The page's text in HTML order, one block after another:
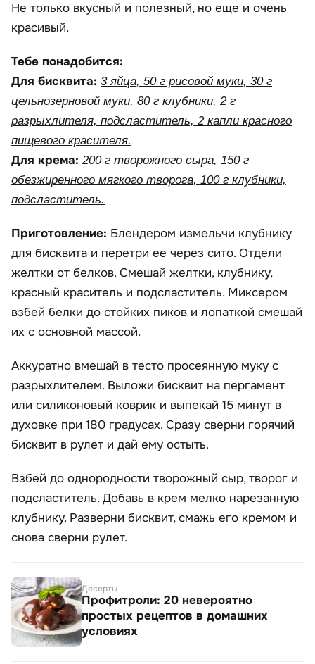
Не только вкусный и полезный, но еще и очень
красивый.
Тебе понадобится:
Для бисквита: 3 яйца, 50 г рисовой муки, 30 г
цельнозерновой муки, 80 г клубники, 2 г
разрыхлителя, подсластитель, 2 капли красного
пищевого красителя.
Для крема: 200 г творожного сыра, 150 г
обезжиренного мягкого творога, 100 г клубники,
подсластитель.
Приготовление: Блендером измельчи клубнику
для бисквита и перетри ее через сито. Отдели
желтки от белков. Смешай желтки, клубнику,
красный краситель и подсластитель. Миксером
взбей белки до стойких пиков и лопаткой смешай
их с основной массой.
Аккуратно вмешай в тесто просеянную муку с
разрыхлителем. Выложи бисквит на пергамент
или силиконовый коврик и выпекай 15 минут в
духовке при 180 градусах. Сразу сверни горячий
бисквит в рулет и дай ему остыть.
Взбей до однородности творожный сыр, творог и
подсластитель. Добавь в крем мелко нарезанную
клубнику. Разверни бисквит, смажь его кремом и
снова сверни рулет.
Десерты
Профитроли: 20 невероятно
простых рецептов в домашних
условиях